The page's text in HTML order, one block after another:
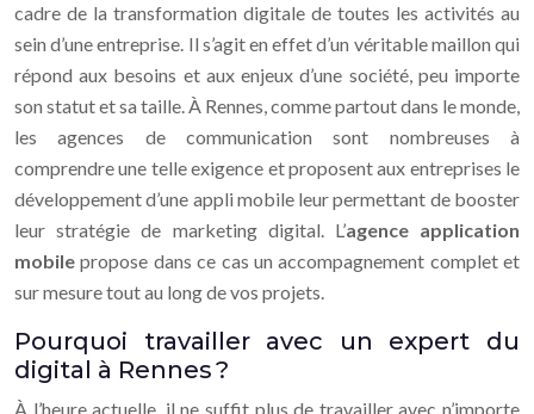
cadre de la transformation digitale de toutes les activités au
sein d’une entreprise. Il s’agit en effet d’un véritable maillon qui
répond aux besoins et aux enjeux d’une société, peu importe
son statut et sa taille. À Rennes, comme partout dans le monde,
les agences de communication sont nombreuses à
comprendre une telle exigence et proposent aux entreprises le
développement d’une appli mobile leur permettant de booster
leur stratégie de marketing digital. L’agence application
mobile propose dans ce cas un accompagnement complet et
sur mesure tout au long de vos projets.
Pourquoi travailler avec un expert du
digital à Rennes ?
À l’heure actuelle, il ne suffit plus de travailler avec n’importe